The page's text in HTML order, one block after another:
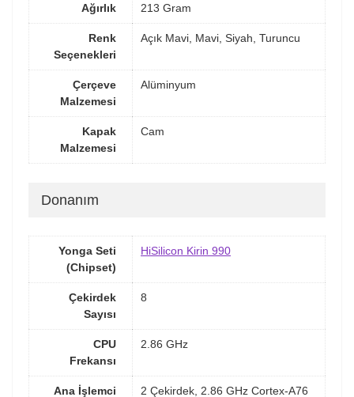
Ağırlık 213 Gram
Renk
Seçenekleri
Açık Mavi, Mavi, Siyah, Turuncu
Çerçeve
Malzemesi
Alüminyum
Kapak
Malzemesi
Cam
Donanım
Yonga Seti
(Chipset)
HiSilicon Kirin 990
Çekirdek
Sayısı
8
CPU
Frekansı
2.86 GHz
Ana İşlemci 2 Çekirdek, 2.86 GHz Cortex-A76